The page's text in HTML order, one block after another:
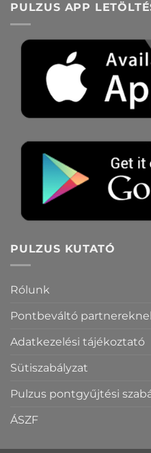
PULZUS APP
PULZUS KUTATÓ
Rólunk
Pontbeváltó
Adatkezelési tájékoztató
Sütiszabályzat
Pulzus pontgyűjtési
ÁSZF